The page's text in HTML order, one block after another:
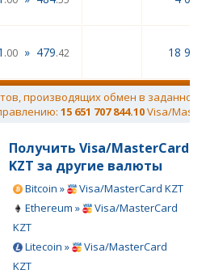
.00 » 479.42 18
производящих обмен в заданном
15 651 707 844.10Visa/
Получить Visa/MasterCard
KZT за другие валюты
Bitcoin »
Visa/MasterCard KZT
Ethereum »
Visa/MasterCard
KZT
Litecoin »
Visa/MasterCard
KZT